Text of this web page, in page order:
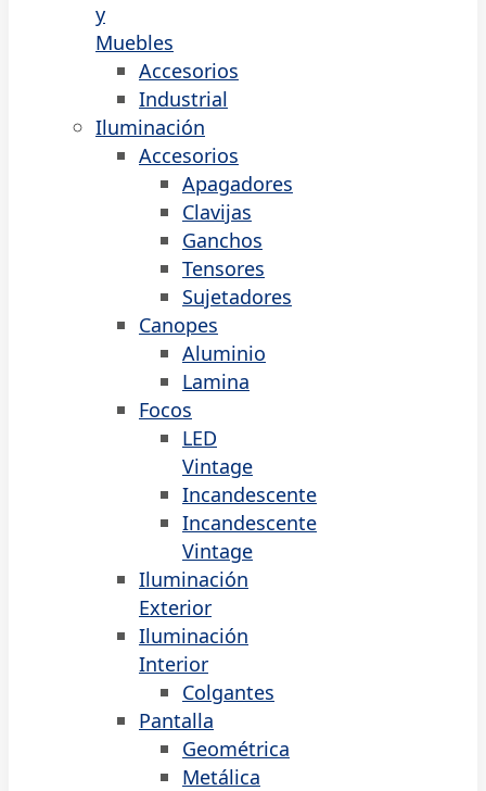
y
Muebles
Accesorios
Industrial
Iluminación
Accesorios
Apagadores
Clavijas
Ganchos
Tensores
Sujetadores
Canopes
Aluminio
Lamina
Focos
LED
Vintage
Incandescente
Incandescente
Vintage
Iluminación
Exterior
Iluminación
Interior
Colgantes
Pantalla
Geométrica
Metálica